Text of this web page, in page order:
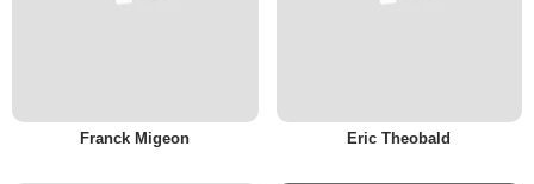
Franck Migeon Eric Theobald